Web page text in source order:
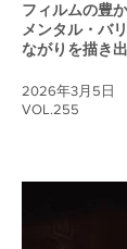
フィルムの豊
メンタル・バ
ながりを描き
VOL.255
2026年3月5日